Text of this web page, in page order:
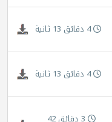
4 دقائق 13 ثانية
4 دقائق 13 ثانية